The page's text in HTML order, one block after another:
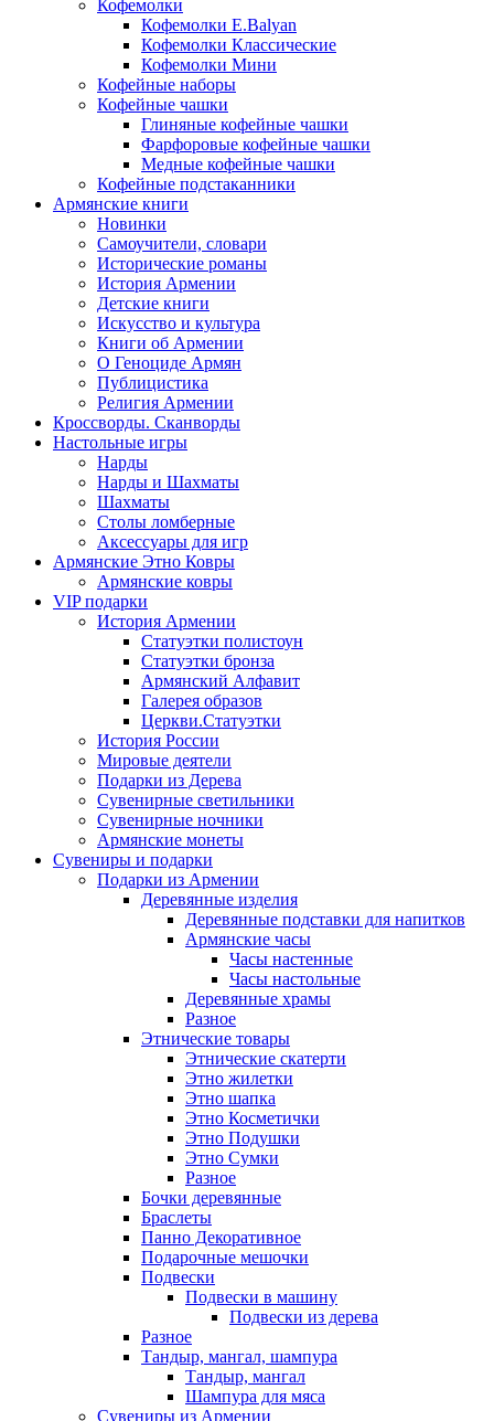
Кофемолки
Кофемолки E.Balyan
Кофемолки Классические
Кофемолки Мини
Кофейные наборы
Кофейные чашки
Глиняные кофейные чашки
Фарфоровые кофейные чашки
Медные кофейные чашки
Кофейные подстаканники
Армянские книги
Новинки
Самоучители, словари
Исторические романы
История Армении
Детские книги
Иcкусство и культура
Книги об Армении
О Геноциде Армян
Публицистика
Религия Армении
Кроссворды. Сканворды
Настольные игры
Нарды
Нарды и Шахматы
Шахматы
Столы ломберные
Аксессуары для игр
Армянские Этно Ковры
Армянские ковры
VIP подарки
История Армении
Статуэтки полистоун
Статуэтки бронза
Армянский Алфавит
Галерея образов
Церкви.Статуэтки
История России
Мировые деятели
Подарки из Дерева
Сувенирные светильники
Сувенирные ночники
Армянские монеты
Сувениры и подарки
Подарки из Армении
Деревянные изделия
Деревянные подставки для напитков
Армянские часы
Часы настенные
Часы настольные
Деревянные храмы
Разное
Этнические товары
Этнические скатерти
Этно жилетки
Этно шапка
Этно Косметички
Этно Подушки
Этно Сумки
Разное
Бочки деревянные
Браслеты
Панно Декоративное
Подарочные мешочки
Подвески
Подвески в машину
Подвески из дерева
Разное
Тандыр, мангал, шампура
Тандыр, мангал
Шампура для мяса
Сувениры из Армении